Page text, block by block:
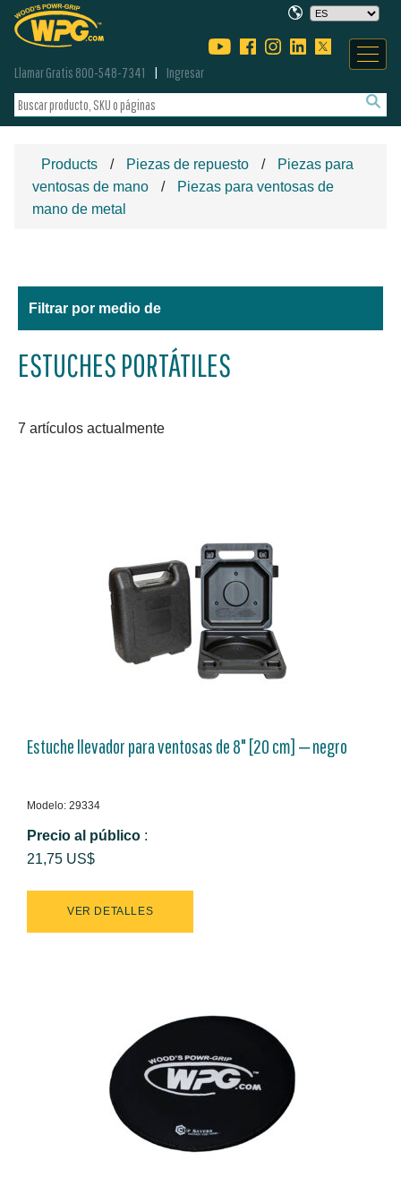
Llamar Gratis 800-548-7341 Ingresar
Products Piezas de repuesto
Piezas para
ventosas de mano
Piezas para ventosas de
mano de metal
Filtrar por medio de
ESTUCHES PORTÁTILES
7 artículos actualmente
Estuche llevador para ventosas de 8" [20 cm] ‒ negro
Modelo: 29334
Precio al público :
21,75 US$
VER DETALLES